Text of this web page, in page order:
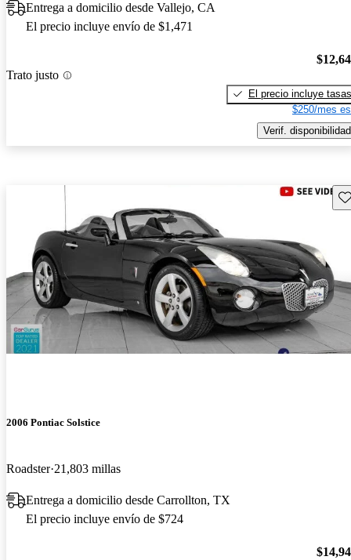
Entrega a domicilio desde Vallejo, CA
El precio incluye envío de $1,471
Trato justo
El precio incluye tasas
$250/mes
Verif. disponibilidad
2006 Pontiac Solstice
Roadster 21,803 millas
Entrega a domicilio desde Carrollton, TX
El precio incluye envío de $724